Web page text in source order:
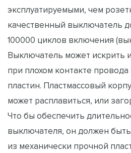
эксплуатируемыми, чем
качественный выключатель
100000 циклов включения
Выключатель может искрить
при плохом контакте провода
пластин. Пластмассовый
может расплавиться, или
Что бы обеспечить
выключателя, он должен
из механически прочной